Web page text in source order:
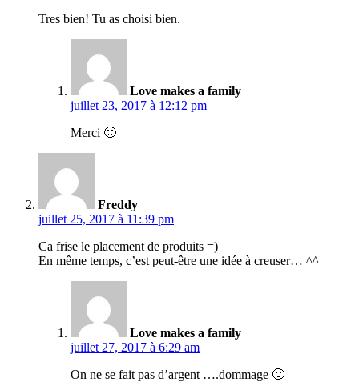
Tres bien! Tu as choisi bien.
Love makes a family
juillet 23, 2017 à 12:12 pm
Merci 🙂
Freddy
juillet 25, 2017 à 11:39 pm
Ca frise le placement de produits =)
En même temps, c’est peut-être une idée à creuser… ^^
Love makes a family
juillet 27, 2017 à 6:29 am
On ne se fait pas d’argent ….dommage 🙂